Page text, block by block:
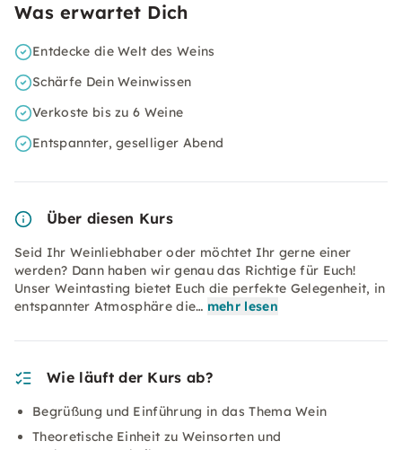
Was erwartet Dich
Entdecke die Welt des Weins
Schärfe Dein Weinwissen
Verkoste bis zu 6 Weine
Entspannter, geselliger Abend
Über diesen Kurs
Seid Ihr Weinliebhaber oder möchtet Ihr gerne einer
werden? Dann haben wir genau das Richtige für Euch!
Unser Weintasting bietet Euch die perfekte Gelegenheit, in
entspannter Atmosphäre die… mehr lesen
Wie läuft der Kurs ab?
Begrüßung und Einführung in das Thema Wein
Theoretische Einheit zu Weinsorten und